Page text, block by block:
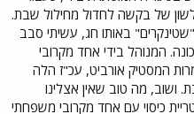
של בקשה לחדול מחילול שבת.
באותו חג, עשיתי סבב
המנוהל בידי אחד מקרובי
המסטיק אורביט, עכ"ז הלה
מה טוב שאין אצלינו
כיסוי עם אחד מקרובי משפחתי